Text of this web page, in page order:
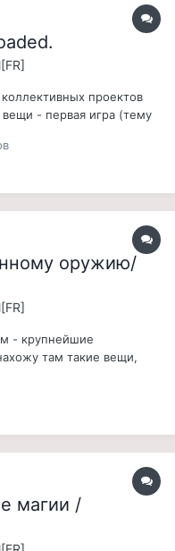
проектов
- первая игра (тему
игра была мягко говоря
попытка, которая
оружию/
- крупнейшие
там такие вещи,
не мог на первом уровне
нельзя было на
магии /